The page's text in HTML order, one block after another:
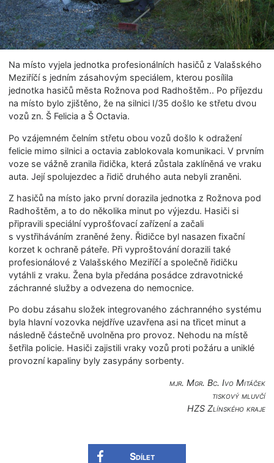
Na místo vyjela jednotka profesionálních hasičů z Valašského
Meziříčí s jedním zásahovým speciálem, kterou posílila
jednotka hasičů města Rožnova pod Radhoštěm.. Po příjezdu
na místo bylo zjištěno, že na silnici I/35 došlo ke střetu dvou
vozů zn. Š Felicia a Š Octavia.
Po vzájemném čelním střetu obou vozů došlo k odražení
felicie mimo silnici a octavia zablokovala komunikaci. V prvním
voze se vážně zranila řidička, která zůstala zaklíněná ve vraku
auta. Její spolujezdec a řidič druhého auta nebyli zraněni.
Z hasičů na místo jako první dorazila jednotka z Rožnova pod
Radhoštěm, a to do několika minut po výjezdu. Hasiči si
připravili speciální vyprošťovací zařízení a začali
s vystřiháváním zraněné ženy. Řidičce byl nasazen fixační
korzet k ochraně páteře. Při vyproštování dorazili také
profesionálové z Valašského Meziříčí a společně řidičku
vytáhli z vraku. Žena byla předána posádce zdravotnické
záchranné služby a odvezena do nemocnice.
Po dobu zásahu složek integrovaného záchranného systému
byla hlavní vozovka nejdříve uzavřena asi na třicet minut a
následně částečně uvolněna pro provoz. Nehodu na místě
šetřila policie. Hasiči zajistili vraky vozů proti požáru a uniklé
provozní kapaliny byly zasypány sorbenty.
mjr. Mgr. Bc. Ivo Mitáček
tiskový mluvčí
HZS Zlínského kraje
Sdílet